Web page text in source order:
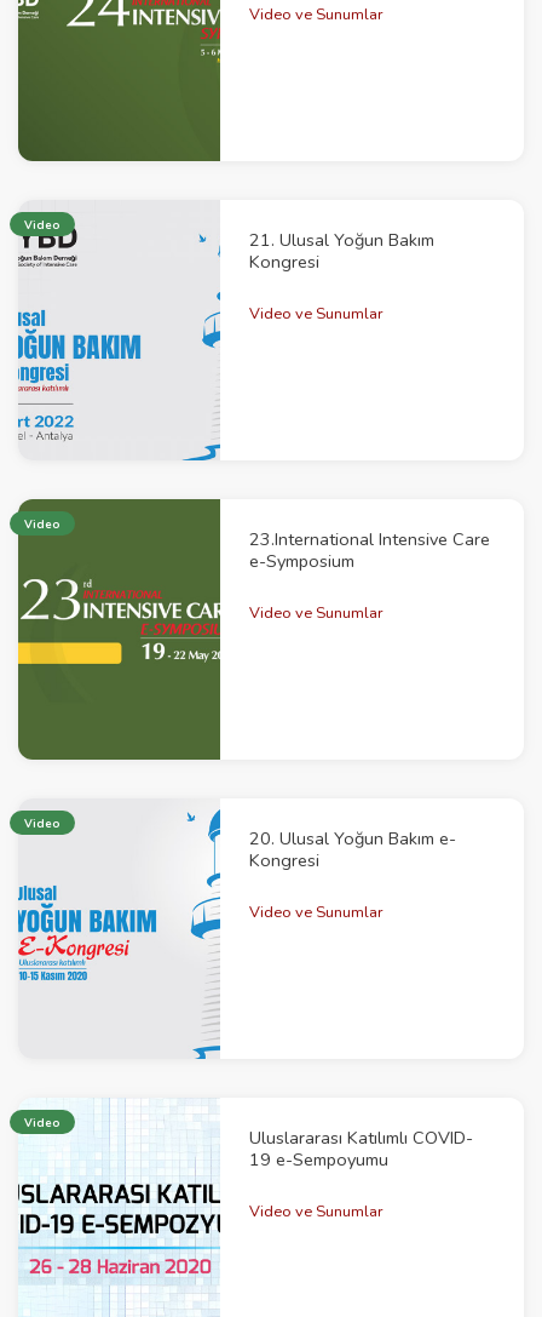
Video ve Sunumlar
Video
21. Ulusal Yoğun Bakım
Kongresi
Video ve Sunumlar
Video
23.International Intensive Care
e-Symposium
Video ve Sunumlar
Video
20. Ulusal Yoğun Bakım e-
Kongresi
Video ve Sunumlar
Video
Uluslararası Katılımlı COVID-
19 e-Sempoyumu
Video ve Sunumlar